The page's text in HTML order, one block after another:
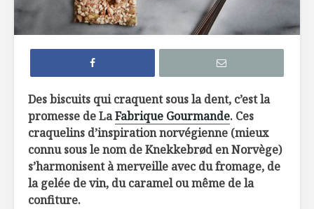
Des biscuits qui craquent sous la dent, c’est la
promesse de LaFabrique Gourmande. Ces
craquelins d’inspiration norvégienne (mieux
connu sous le nom de Knekkebrød en Norvège)
s’harmonisent à merveille avec du fromage, de
la gelée de vin, du caramel ou même de la
confiture.
découvrir !
une liqueur de gin
Cucamelon : des
petites pastèques
!
près de
5 vins